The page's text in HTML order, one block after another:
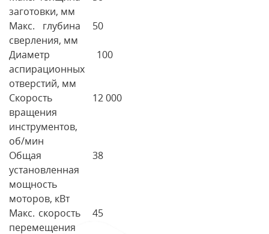
заготовки, мм
Макс. глубина
сверления, мм
50
Диаметр
аспирационных
отверстий, мм
100
Скорость
вращения
инструментов,
об/мин
12 000
Общая
установленная
мощность
моторов, кВт
38
Макс. скорость
перемещения
45